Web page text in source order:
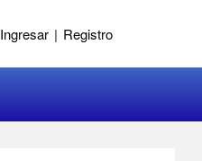
Ingresar | Registro